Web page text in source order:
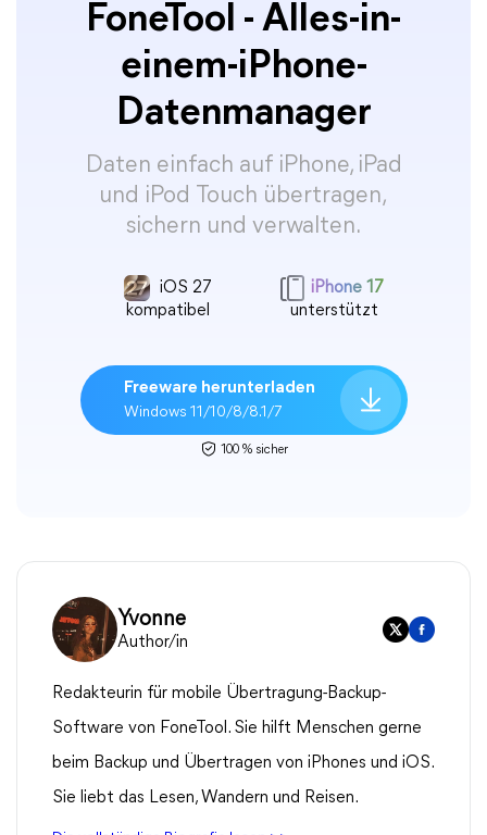
FoneTool - Alles-in-
einem-iPhone-
Datenmanager
Daten einfach auf iPhone, iPad
und iPod Touch übertragen,
sichern und verwalten.
iOS 27
kompatibel
iPhone 17
unterstützt
Freeware herunterladen
Windows 11/10/8/8.1/7
100 % sicher
Yvonne
Author/in
Redakteurin für mobile Übertragung-Backup-
Software von FoneTool. Sie hilft Menschen gerne
beim Backup und Übertragen von iPhones und iOS.
Sie liebt das Lesen, Wandern und Reisen.